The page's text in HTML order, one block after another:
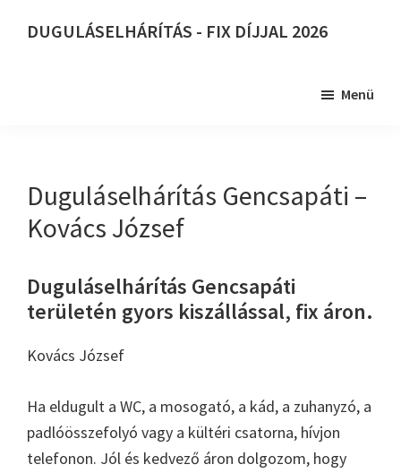
DUGULÁSELHÁRÍTÁS - FIX DÍJJAL 2026
Menü
Duguláselhárítás Gencsapáti –
Kovács József
Duguláselhárítás Gencsapáti
területén gyors kiszállással, fix áron.
Kovács József
Ha eldugult a WC, a mosogató, a kád, a zuhanyzó, a
padlóösszefolyó vagy a kültéri csatorna, hívjon
telefonon. Jól és kedvező áron dolgozom, hogy